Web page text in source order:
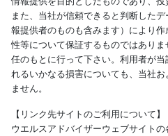
また、当社が信頼できると判断した
報提供者のものも含みます）により
性等について保証するものではあり
任のもとに行って下さい。利用者が
れるいかなる損害についても、当社
ません。
【リンク先サイトのご利用について】
ウエルスアドバイザーウェブサイト